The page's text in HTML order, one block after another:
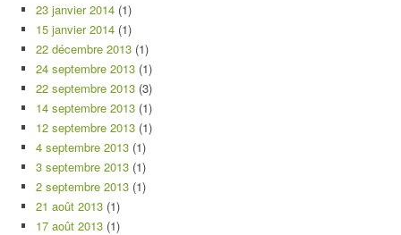
23 janvier 2014 (1)
15 janvier 2014 (1)
22 décembre 2013 (1)
24 septembre 2013 (1)
22 septembre 2013 (3)
14 septembre 2013 (1)
12 septembre 2013 (1)
4 septembre 2013 (1)
3 septembre 2013 (1)
2 septembre 2013 (1)
21 août 2013 (1)
17 août 2013 (1)